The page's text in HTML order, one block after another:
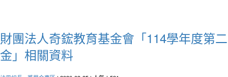
財團法人奇鋐教育基金會「114學年度第
金」相關資料